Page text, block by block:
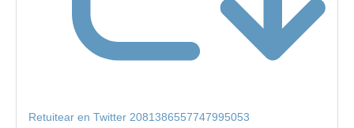
Retuitear en Twitter 2081386557747995053